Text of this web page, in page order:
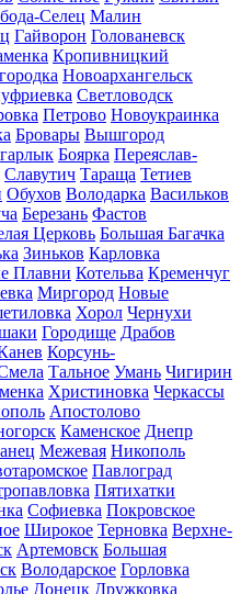
Селец Малин
Гайворон Голованевск
Кропивницкий
Новоархангельск
Светловодск
Петрово Новоукраинка
Бровары Вышгород
Боярка Переяслав-
Славутич Тараща Тетиев
Обухов Володарка Васильков
Березань Фастов
Церковь Большая Багачка
Зиньков Карловка
Плавни Котельва Кременчуг
Миргород Новые
Хорол Чернухи
Городище Драбов
Корсунь-
Тальное Умань Чигирин
Христиновка Черкассы
Апостолово
Каменское Днепр
Межевая Никополь
Павлоград
Пятихатки
Софиевка Покровское
Широкое Терновка Верхне-
Артемовск Большая
Володарское Горловка
Донецк Дружковка